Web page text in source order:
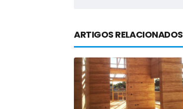
ARTIGOS RELACIONADOS